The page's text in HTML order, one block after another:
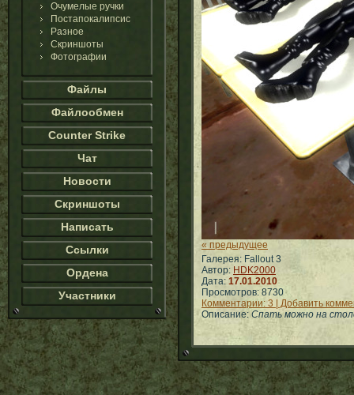
Очумелые ручки
Постапокалипсис
Разное
Скриншоты
Фотографии
Файлы
Файлообмен
Counter Strike
Чат
Новости
Скриншоты
Написать
Ссылки
Ордена
Участники
« предыдущее
Галерея: Fallout 3
Автор: HDK2000
Дата: 17.01.2010
Просмотров: 8730
Комментарии: 3 | Добавить
Описание: Спать можно на